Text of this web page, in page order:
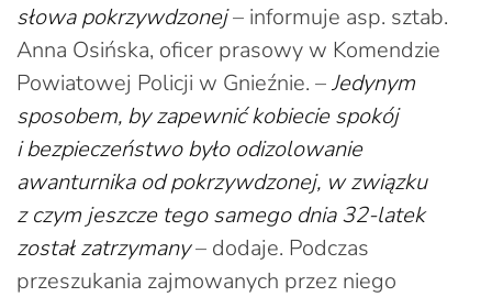
słowa pokrzywdzonej– informuje asp. sztab.
Anna Osińska, oficer prasowy w Komendzie
Powiatowej Policji w Gnieźnie. –Jedynym
sposobem, by zapewnić kobiecie spokój
i bezpieczeństwo było odizolowanie
awanturnika od pokrzywdzonej, w związku
z czym jeszcze tego samego dnia 32-latek
został zatrzymany– dodaje. Podczas
przeszukania zajmowanych przez niego